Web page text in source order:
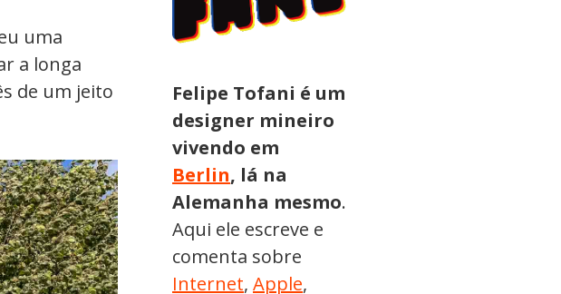
uma
a longa
de um jeito
Felipe Tofani é um
designer mineiro
vivendo em
Berlin, lá na
Alemanha mesmo.
Aqui ele escreve e
comenta sobre
Internet, Apple,